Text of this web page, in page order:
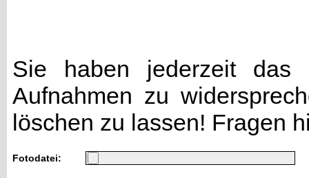
Sie haben jederzeit das
Aufnahmen zu
löschen zu lassen! Fragen
Fotodatei: